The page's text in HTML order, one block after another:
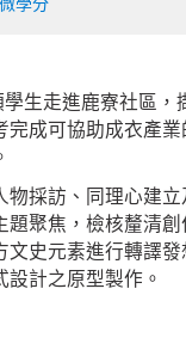
學分
學生走進鹿寮社區，
完成可協助成衣產
物採訪、同理心建
題聚焦，檢核釐清
文史元素進行轉譯發
計之原型製作。